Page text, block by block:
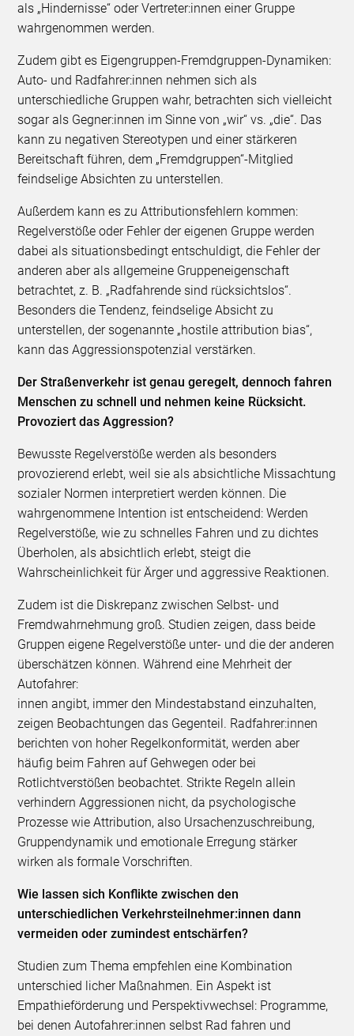
als „Hindernisse“ oder Vertreter:innen einer Gruppe
wahrgenommen werden.
Zudem gibt es Eigengruppen-Fremdgruppen-Dynamiken:
Auto- und Radfahrer:innen nehmen sich als
unterschiedliche Gruppen wahr, betrachten sich vielleicht
sogar als Gegner:innen im Sinne von „wir“ vs. „die“. Das
kann zu negativen Stereotypen und einer stärkeren
Bereitschaft führen, dem „Fremdgruppen“-Mitglied
feindselige Absichten zu unterstellen.
Außerdem kann es zu Attributionsfehlern kommen:
Regelverstöße oder Fehler der eigenen Gruppe werden
dabei als situationsbedingt entschuldigt, die Fehler der
anderen aber als allgemeine Gruppeneigenschaft
betrachtet, z. B. „Radfahrende sind rücksichtslos“.
Besonders die Tendenz, feindselige Absicht zu
unterstellen, der sogenannte „hostile attribution bias“,
kann das Aggressionspotenzial verstärken.
Der Straßenverkehr ist genau geregelt, dennoch fahren
Menschen zu schnell und nehmen keine Rücksicht.
Provoziert das Aggression?
Bewusste Regelverstöße werden als besonders
provozierend erlebt, weil sie als absichtliche Missachtung
sozialer Normen interpretiert werden können. Die
wahrgenommene Intention ist entscheidend: Werden
Regelverstöße, wie zu schnelles Fahren und zu dichtes
Überholen, als absichtlich erlebt, steigt die
Wahrscheinlichkeit für Ärger und aggressive Reaktionen.
Zudem ist die Diskrepanz zwischen Selbst- und
Fremdwahrnehmung groß. Studien zeigen, dass beide
Gruppen eigene Regelverstöße unter- und die der anderen
überschätzen können. Während eine Mehrheit der
Autofahrer:
innen angibt, immer den Mindestabstand einzuhalten,
zeigen Beobachtungen das Gegenteil. Radfahrer:innen
berichten von hoher Regelkonformität, werden aber
häufig beim Fahren auf Gehwegen oder bei
Rotlichtverstößen beobachtet. Strikte Regeln allein
verhindern Aggressionen nicht, da psychologische
Prozesse wie Attribution, also Ursachenzuschreibung,
Gruppendynamik und emotionale Erregung stärker
wirken als formale Vorschriften.
Wie lassen sich Konflikte zwischen den
unterschiedlichen Verkehrsteilnehmer:innen dann
vermeiden oder zumindest entschärfen?
Studien zum Thema empfehlen eine Kombination
unterschied licher Maßnahmen. Ein Aspekt ist
Empathieförderung und Perspektivwechsel: Programme,
bei denen Autofahrer:innen selbst Rad fahren und